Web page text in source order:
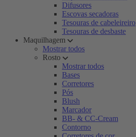
Difusores
Escovas secadoras
Tesouras de cabeleireiro
Tesouras de desbaste
Maquilhagem
Mostrar todos
Rosto
Mostrar todos
Bases
Corretores
Pós
Blush
Marcador
BB- & CC-Cream
Contorno